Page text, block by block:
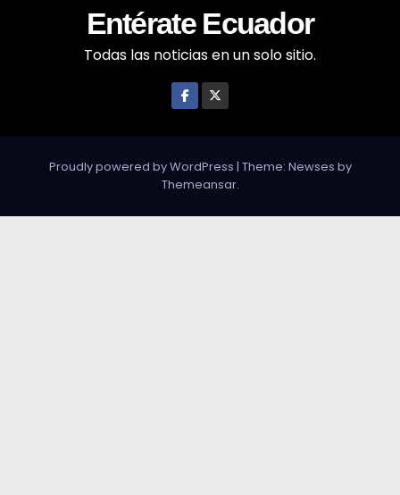
Entérate Ecuador
Todas las noticias en un solo sitio.
Proudly powered by WordPress | Theme: Newses by
Themeansar.